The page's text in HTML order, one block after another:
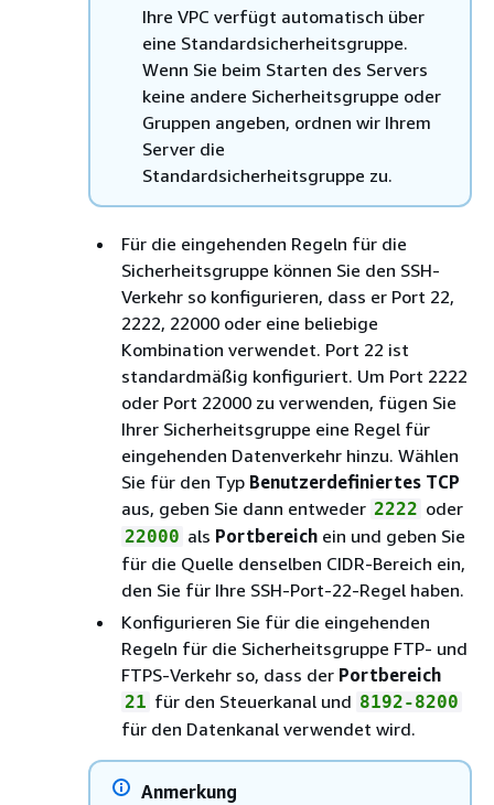
Ihre VPC verfügt automatisch über
eine Standardsicherheitsgruppe.
Wenn Sie beim Starten des Servers
keine andere Sicherheitsgruppe oder
Gruppen angeben, ordnen wir Ihrem
Server die
Standardsicherheitsgruppe zu.
Für die eingehenden Regeln für die
Sicherheitsgruppe können Sie den SSH-
Verkehr so konfigurieren, dass er Port 22,
2222, 22000 oder eine beliebige
Kombination verwendet. Port 22 ist
standardmäßig konfiguriert. Um Port 2222
oder Port 22000 zu verwenden, fügen Sie
Ihrer Sicherheitsgruppe eine Regel für
eingehenden Datenverkehr hinzu. Wählen
Sie für den Typ Benutzerdefiniertes TCP
aus, geben Sie dann entweder 2222 oder
22000 als Portbereich ein und geben Sie
für die Quelle denselben CIDR-Bereich ein,
den Sie für Ihre SSH-Port-22-Regel haben.
Konfigurieren Sie für die eingehenden
Regeln für die Sicherheitsgruppe FTP- und
FTPS-Verkehr so, dass der Portbereich
21 für den Steuerkanal und 8192-8200
für den Datenkanal verwendet wird.
Anmerkung